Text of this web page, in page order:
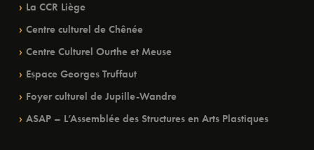
La CCR Liège
Centre culturel de Chênée
Centre Culturel Ourthe et Meuse
Espace Georges Truffaut
Foyer culturel de Jupille-Wandre
ASAP – L’Assemblée des Structures en Arts Plastiques